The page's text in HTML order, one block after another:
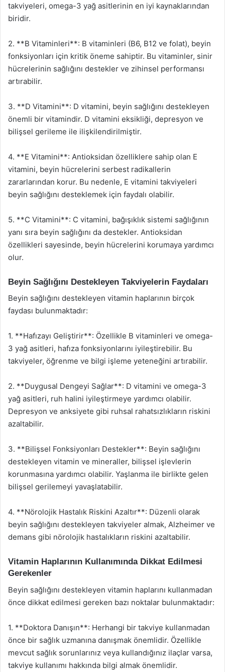
takviyeleri, omega-3 yağ asitlerinin en iyi kaynaklarından
biridir.
2. **B Vitaminleri**: B vitaminleri (B6, B12 ve folat), beyin
fonksiyonları için kritik öneme sahiptir. Bu vitaminler, sinir
hücrelerinin sağlığını destekler ve zihinsel performansı
artırabilir.
3. **D Vitamini**: D vitamini, beyin sağlığını destekleyen
önemli bir vitamindir. D vitamini eksikliği, depresyon ve
bilişsel gerileme ile ilişkilendirilmiştir.
4. **E Vitamini**: Antioksidan özelliklere sahip olan E
vitamini, beyin hücrelerini serbest radikallerin
zararlarından korur. Bu nedenle, E vitamini takviyeleri
beyin sağlığını desteklemek için faydalı olabilir.
5. **C Vitamini**: C vitamini, bağışıklık sistemi sağlığının
yanı sıra beyin sağlığını da destekler. Antioksidan
özellikleri sayesinde, beyin hücrelerini korumaya yardımcı
olur.
Beyin Sağlığını Destekleyen Takviyelerin Faydaları
Beyin sağlığını destekleyen vitamin haplarının birçok
faydası bulunmaktadır:
1. **Hafızayı Geliştirir**: Özellikle B vitaminleri ve omega-
3 yağ asitleri, hafıza fonksiyonlarını iyileştirebilir. Bu
takviyeler, öğrenme ve bilgi işleme yeteneğini artırabilir.
2. **Duygusal Dengeyi Sağlar**: D vitamini ve omega-3
yağ asitleri, ruh halini iyileştirmeye yardımcı olabilir.
Depresyon ve anksiyete gibi ruhsal rahatsızlıkların riskini
azaltabilir.
3. **Bilişsel Fonksiyonları Destekler**: Beyin sağlığını
destekleyen vitamin ve mineraller, bilişsel işlevlerin
korunmasına yardımcı olabilir. Yaşlanma ile birlikte gelen
bilişsel gerilemeyi yavaşlatabilir.
4. **Nörolojik Hastalık Riskini Azaltır**: Düzenli olarak
beyin sağlığını destekleyen takviyeler almak, Alzheimer ve
demans gibi nörolojik hastalıkların riskini azaltabilir.
Vitamin Haplarının Kullanımında Dikkat Edilmesi
Gerekenler
Beyin sağlığını destekleyen vitamin haplarını kullanmadan
önce dikkat edilmesi gereken bazı noktalar bulunmaktadır:
1. **Doktora Danışın**: Herhangi bir takviye kullanmadan
önce bir sağlık uzmanına danışmak önemlidir. Özellikle
mevcut sağlık sorunlarınız veya kullandığınız ilaçlar varsa,
takviye kullanımı hakkında bilgi almak önemlidir.